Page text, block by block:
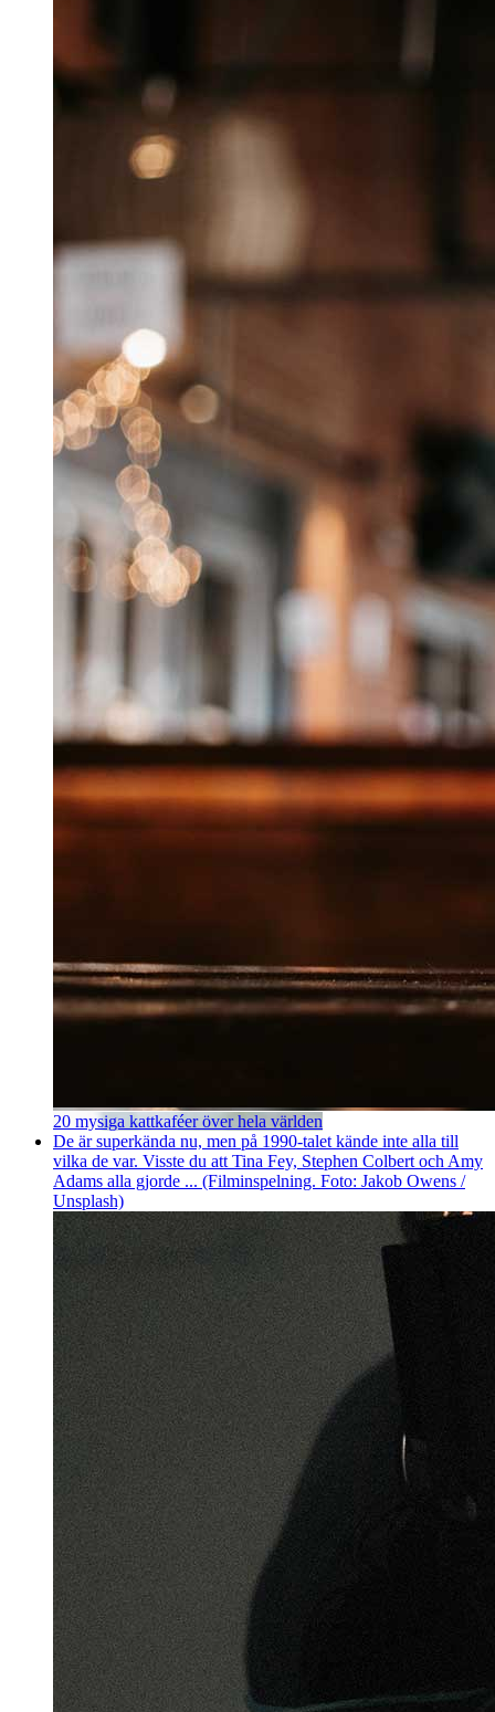
20 mysiga kattkaféer över hela världen
De är superkända nu, men på 1990-talet kände inte alla till
vilka de var. Visste du att Tina Fey, Stephen Colbert och Amy
Adams alla gjorde ... (Filminspelning. Foto: Jakob Owens /
Unsplash)